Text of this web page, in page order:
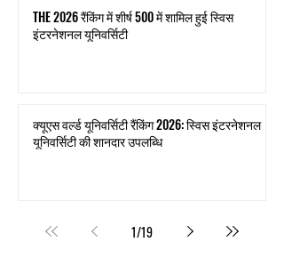
THE 2026 रैंकिंग में शीर्ष 500 में शामिल हुई स्विस
इंटरनेशनल यूनिवर्सिटी
क्यूएस वर्ल्ड यूनिवर्सिटी रैंकिंग 2026: स्विस इंटरनेशनल
यूनिवर्सिटी की शानदार उपलब्धि
1/19